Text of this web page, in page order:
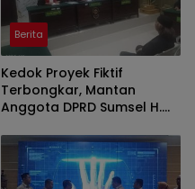
Berita
Kedok Proyek Fiktif
Terbongkar, Mantan
Anggota DPRD Sumsel H.
Tahun 3 Bulan, Mangkir
dari Sel Nyatakan Banding